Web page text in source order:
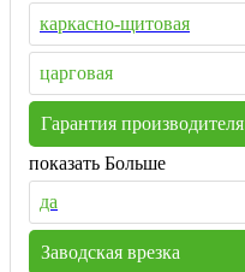
каркасно-щитовая
царговая
Гарантия производителя
показать Больше
да
Заводская врезка